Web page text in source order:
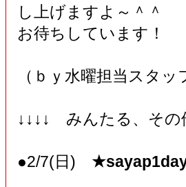
し上げますよ～＾＾
お待ちしています！
（ｂｙ水曜担当スタ
↓↓↓↓ みんたる、そ
●2/7(日)